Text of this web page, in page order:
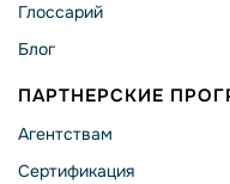
Глоссарий
Блог
ПАРТНЕРСКИЕ
Агентствам
Сертификация